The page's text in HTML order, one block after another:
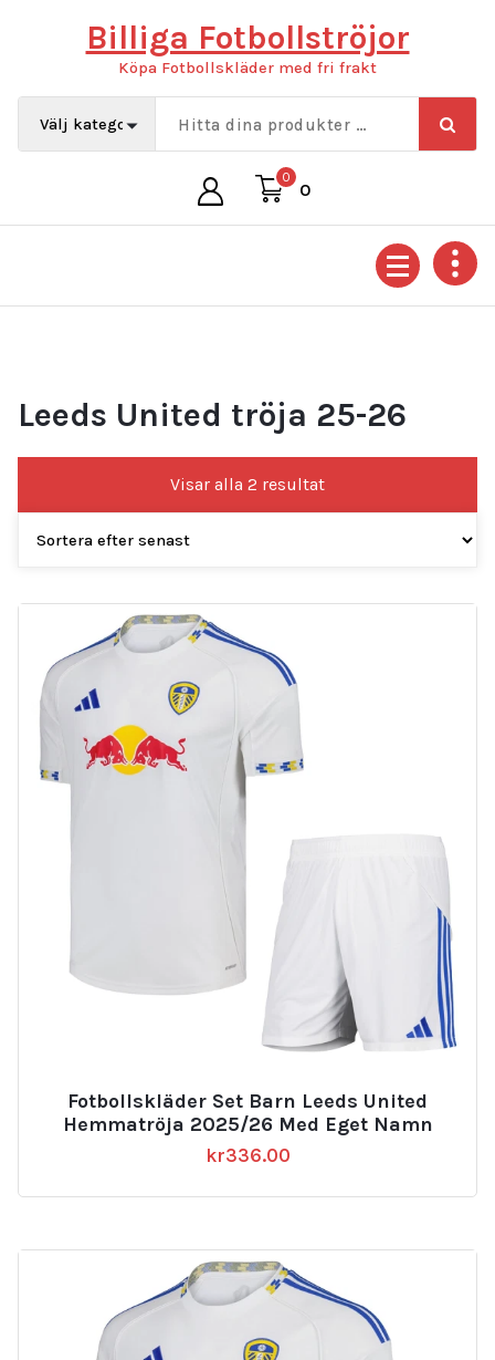
Billiga Fotbollströjor
Köpa Fotbollskläder med fri frakt
0
0
Leeds United tröja 25-26
Visar alla 2 resultatSortera
efter
Fotbollskläder Set Barn Leeds United
Hemmatröja 2025/26 Med Eget Namn
kr336.00